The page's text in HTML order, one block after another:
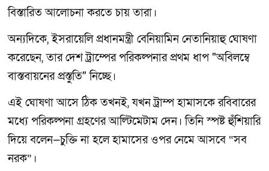
বিস্তারিত আলোচনা করতে চায় তারা।
অন্যদিকে, ইসরায়েলি প্রধানমন্ত্রী বেনিয়ামিন নেতানিয়াহু ঘোষণা
করেছেন, তার দেশ ট্রাম্পের পরিকল্পনার প্রথম ধাপ "অবিলম্বে
বাস্তবায়নের প্রস্তুতি" নিচ্ছে।
এই ঘোষণা আসে ঠিক তখনই, যখন ট্রাম্প হামাসকে রবিবারের
মধ্যে পরিকল্পনা গ্রহণের আল্টিমেটাম দেন। তিনি স্পষ্ট হুঁশিয়ারি
দিয়ে বলেন—চুক্তি না হলে হামাসের ওপর নেমে আসবে “সব
নরক”।